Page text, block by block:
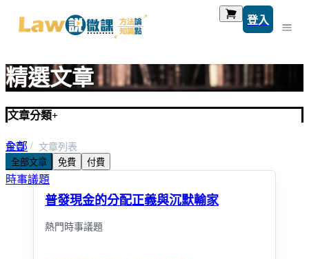
登入
精選文章
文章分類+
全部
考題解析
時事議題
首頁
文章列表
全部文章
免費 付費
普發現金的分配正義與沉默輸家
熱門時事議題